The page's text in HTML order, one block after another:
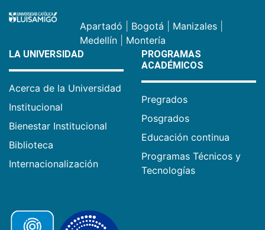
Apartadó Bogotá Manizales
Medellín
Montería
LA UNIVERSIDAD
Acerca de la Universidad
Institucional
Bienestar Institucional
Biblioteca
Internacionalización
PROGRAMAS
ACADÉMICOS
Pregrados
Posgrados
Educación continua
Programas Técnicos y
Tecnologías